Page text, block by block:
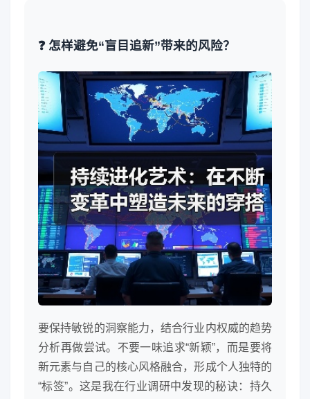
❓ 怎样避免“盲目追新”带来的风险？
要保持敏锐的洞察能力，结合行业内权威的趋势
分析再做尝试。不要一味追求“新颖”，而是要将
新元素与自己的核心风格融合，形成个人独特的
“标签”。这是我在行业调研中发现的秘诀：持久